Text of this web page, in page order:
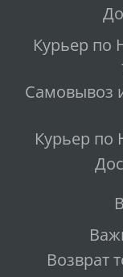
Курьер по
Самовывоз
Курьер по
Возврат